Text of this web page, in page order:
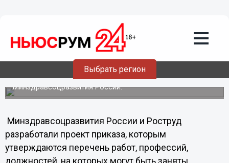
Выбрать регион
гражданской службы будет расширен
Призывник, имеющий право на прохождение АГС, в 2012
году сможет занять одну из 130 должностей. Список
профессий пополнится программистами,
электросварщиками, официантами и слесарями,
сообщает ИА REGNUM со ссылкой на
Минздравсоцразвития России.
Минздравсоцразвития России и Роструд
разработали проект приказа, которым
утверждаются перечень работ, профессий,
должностей, на которых могут быть заняты